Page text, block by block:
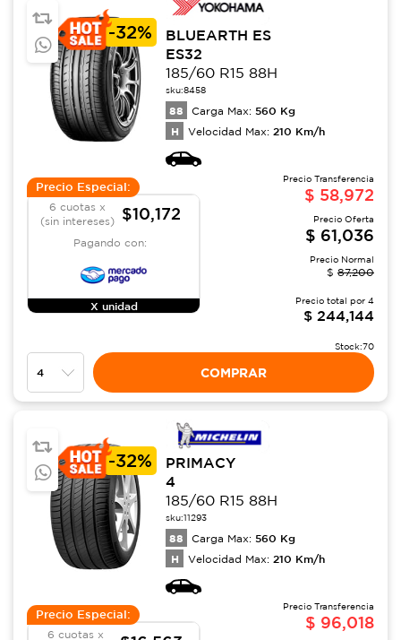
-32%
BLUEARTH ES
ES32
185/60 R15 88H
sku:8458
88 Carga Max: 560 Kg
H Velocidad Max: 210 Km/h
Precio Especial:
6 cuotas x
(sin intereses)
$10,172
Pagando con:
X unidad
Precio Transferencia
$ 58,972
Precio Oferta
$ 61,036
Precio Normal
$ 87,200
Precio total por 4
$ 244,144
Stock:70
COMPRAR
-32%
PRIMACY
4
185/60 R15 88H
sku:11293
88 Carga Max: 560 Kg
H Velocidad Max: 210 Km/h
Precio Especial:
6 cuotas x
Precio Transferencia
$ 96,018